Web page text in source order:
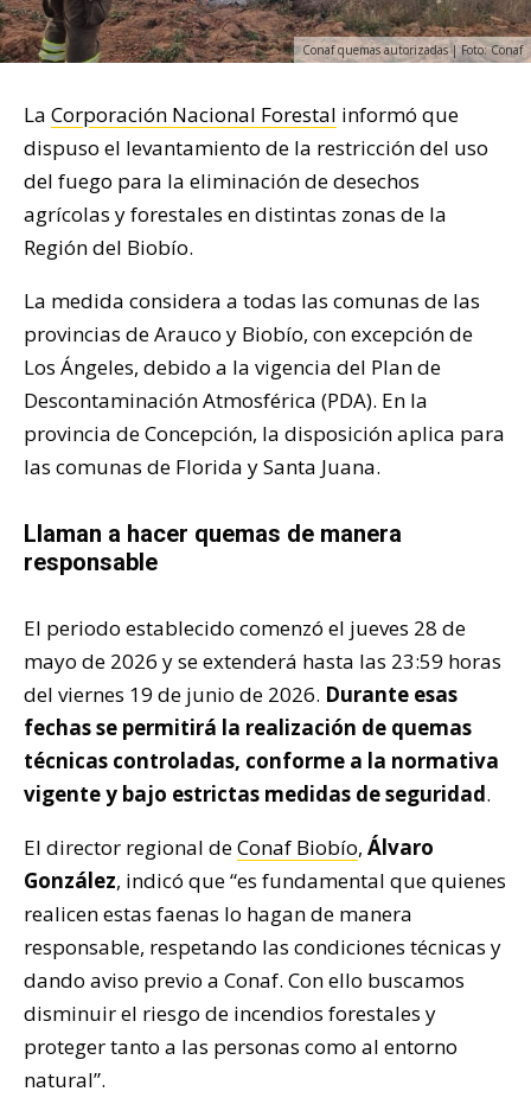
Conaf quemas autorizadas | Foto: Conaf
La Corporación Nacional Forestal informó que
dispuso el levantamiento de la restricción del uso
del fuego para la eliminación de desechos
agrícolas y forestales en distintas zonas de la
Región del Biobío.
La medida considera a todas las comunas de las
provincias de Arauco y Biobío, con excepción de
Los Ángeles, debido a la vigencia del Plan de
Descontaminación Atmosférica (PDA). En la
provincia de Concepción, la disposición aplica para
las comunas de Florida y Santa Juana.
Llaman a hacer quemas de manera
responsable
El periodo establecido comenzó el jueves 28 de
mayo de 2026 y se extenderá hasta las 23:59 horas
del viernes 19 de junio de 2026. Durante esas
fechas se permitirá la realización de quemas
técnicas controladas, conforme a la normativa
vigente y bajo estrictas medidas de seguridad.
El director regional deConaf Biobío, Álvaro
González, indicó que “es fundamental que quienes
realicen estas faenas lo hagan de manera
responsable, respetando las condiciones técnicas y
dando aviso previo a Conaf. Con ello buscamos
disminuir el riesgo de incendios forestales y
proteger tanto a las personas como al entorno
natural”.